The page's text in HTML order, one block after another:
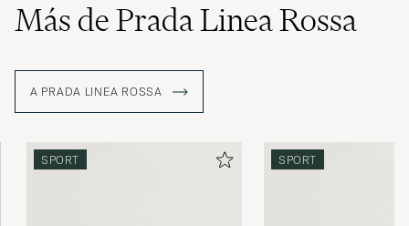
Más de Prada Linea Rossa
A PRADA LINEA ROSSA
SPORT SPORT